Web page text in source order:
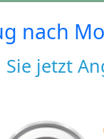
nach
Sie jetzt